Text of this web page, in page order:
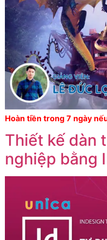
Hoàn tiền trong 7 ngày
Thiết kế dàn
nghiệp bằng